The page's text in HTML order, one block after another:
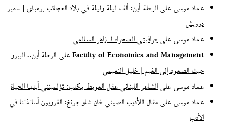
عماد موسىعلىالرحلة أين: ألف ليلة وليلة في بلاد العجائب بومباي | سمير
درويش
عماد موسىعلىجرافيتي الصحراء لـ زاهر السالمي
Faculty of Economics and Managementعلىالرحلة أين.. البيرو
حيث الصعود إلى الغيم | خليل النعيمي
عماد موسىعلىالشاعر اللبناني عقل العويط يكتب: تؤلمينني أيتها الحياة
عماد موسىعلىمقال للأديب الصيني خان شاو جونغ: القرويون أساتذتنا في
الأدب